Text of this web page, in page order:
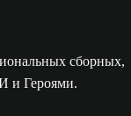
сборных,
и Героями.